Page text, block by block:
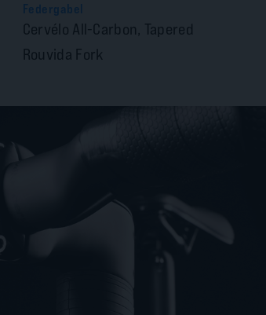
Federgabel
Cervélo All-Carbon, Tapered
Rouvida Fork